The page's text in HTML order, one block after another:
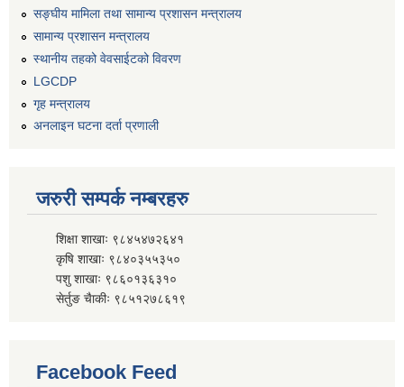
सङ्‍घीय मामिला तथा सामान्य प्रशासन मन्त्रालय
सामान्य प्रशासन मन्त्रालय
स्थानीय तहको वेवसाईटको विवरण
LGCDP
गृह मन्त्रालय
अनलाइन घटना दर्ता प्रणाली
जरुरी सम्पर्क नम्बरहरु
शिक्षा शाखाः ९८४५४७२६४१
कृषि शाखाः ९८४०३५५३५०
पशु शाखाः ९८६०१३६३१०
सेर्तुङ चैाकीः ९८५१२७८६१९
Facebook Feed